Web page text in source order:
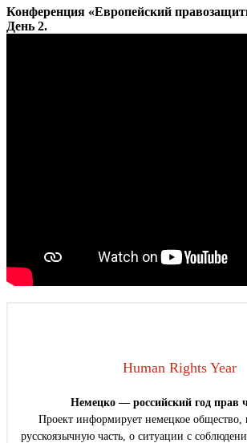
Конференция «Европейский
День 2.
Human Rights Year
Немецко — российский год прав
Проект информирует немецкое общество,
русскоязычную часть, о ситуации с